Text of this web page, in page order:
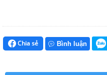
Chia sẻ Bình luận